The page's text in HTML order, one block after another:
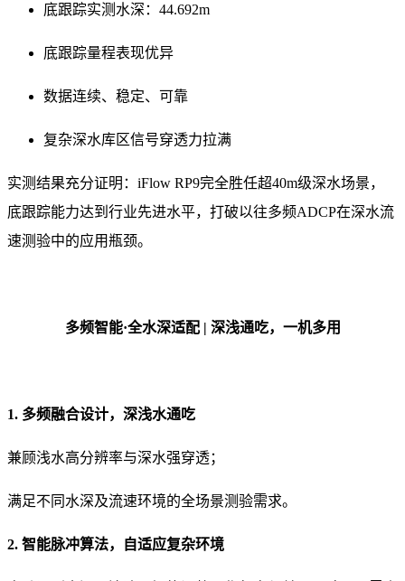
底跟踪实测水深：44.692m
底跟踪量程表现优异
数据连续、稳定、可靠
复杂深水库区信号穿透力拉满
实测结果充分证明：iFlow RP9完全胜任超40m级深水场景，
底跟踪能力达到行业先进水平，打破以往多频ADCP在深水流
速测验中的应用瓶颈。
多频智能·全水深适配 | 深浅通吃，一机多用
1. 多频融合设计，深浅水通吃
兼顾浅水高分辨率与深水强穿透；
满足不同水深及流速环境的全场景测验需求。
2. 智能脉冲算法，自适应复杂环境